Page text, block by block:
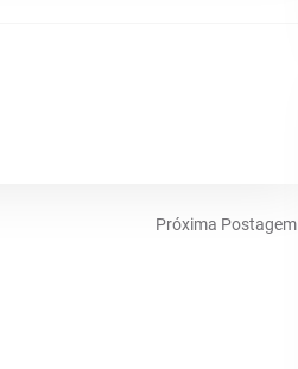
Próxima Postagem